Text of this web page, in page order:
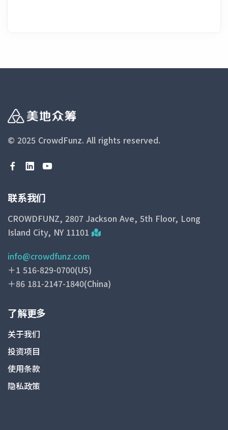
© 2025 CrowdFunz. All rights reserved.
联系我们
CROWDFUNZ, 2807 Jackson Ave, 5th Floor, Long
Island City, NY 11101
info@crowdfunz.com
＋1 516-829-0700(US)
＋86 181-2147-1840(China)
了解更多
关于我们
投资项目
使用条款
隐私政策